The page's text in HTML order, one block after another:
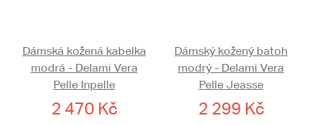
Dámská kožená kabelka
modrá - Delami Vera
Pelle Inpelle
2 470 Kč
Dámský kožený batoh
modrý - Delami Vera
Pelle Jeasse
2 299 Kč